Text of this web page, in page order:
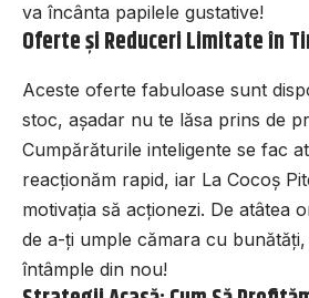
va încânta papilele gustative!
Oferte și Reduceri Limitate în
Aceste oferte fabuloase sunt
stoc, așadar nu te lăsa prins de
Cumpărăturile inteligente se fac
reacționăm rapid, iar La Cocoș
motivația să acționezi. De atâtea
de a-ți umple cămara cu
întâmple din nou!